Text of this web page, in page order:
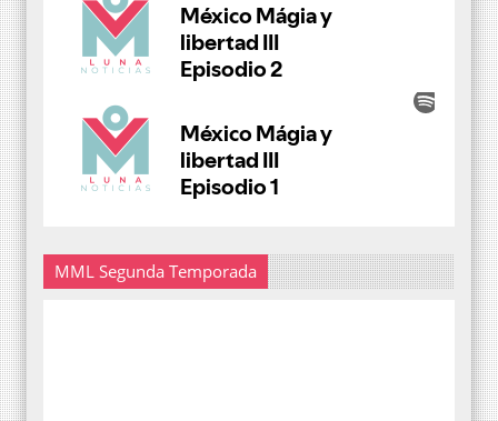
MML Segunda Temporada